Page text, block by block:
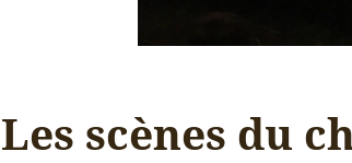
Les scènes du